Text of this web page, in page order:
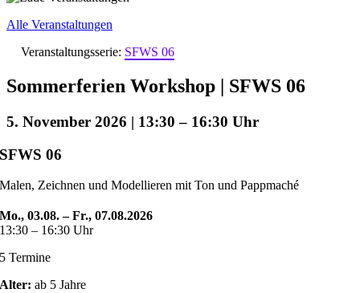
Alle Veranstaltungen
Veranstaltungsserie: SFWS 06
Sommerferien Workshop | SFWS 06
5. November 2026 | 13:30 – 16:30
SFWS 06
Malen, Zeichnen und Modellieren mit Ton und Pappmaché
Mo., 03.08. – Fr., 07.08.2026
13:30 – 16:30 Uhr
5 Termine
Alter: ab 5 Jahre